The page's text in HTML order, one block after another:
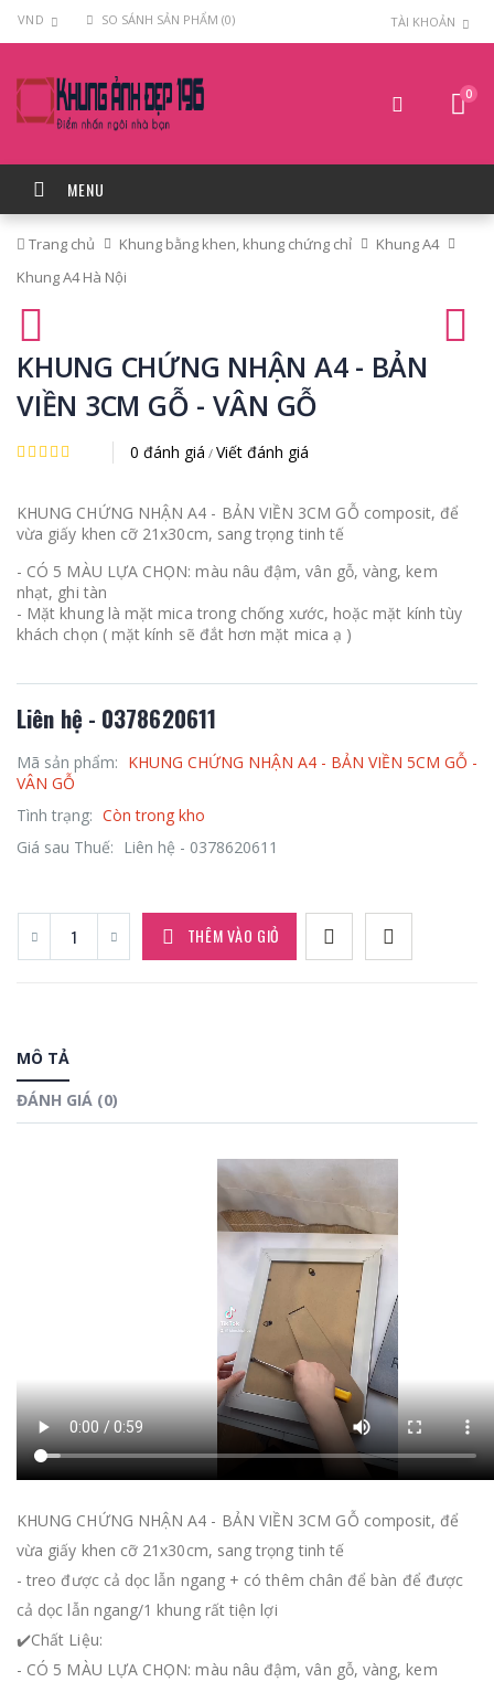
VND SO SÁNH SẢN PHẨM (0) TÀI KHOẢN
0
MENU
Trang chủ Khung bằng khen, khung chứng chỉ
Khung A4
Khung A4 Hà Nội
KHUNG CHỨNG NHẬN A4 - BẢN
VIỀN 3CM GỖ - VÂN GỖ
0 đánh giá / Viết đánh giá
KHUNG CHỨNG NHẬN A4 - BẢN VIỀN 3CM GỖ composit, để
vừa giấy khen cỡ 21x30cm, sang trọng tinh tế
- CÓ 5 MÀU LỰA CHỌN: màu nâu đậm, vân gỗ, vàng, kem
nhạt, ghi tàn
- Mặt khung là mặt mica trong chống xước, hoặc mặt kính tùy
khách chọn ( mặt kính sẽ đắt hơn mặt mica ạ )
Liên hệ - 0378620611
Mã sản phẩm: KHUNG CHỨNG NHẬN A4 - BẢN VIỀN 5CM GỖ -
VÂN GỖ
Tình trạng: Còn trong kho
Giá sau Thuế:
Liên hệ - 0378620611
THÊM VÀO GIỎ
MÔ TẢ
ĐÁNH GIÁ (0)
KHUNG CHỨNG NHẬN A4 - BẢN VIỀN 3CM GỖ composit, để
vừa giấy khen cỡ 21x30cm, sang trọng tinh tế
- treo được cả dọc lẫn ngang + có thêm chân để bàn để được
cả dọc lẫn ngang/1 khung rất tiện lợi
✔️Chất Liệu:
- CÓ 5 MÀU LỰA CHỌN: màu nâu đậm, vân gỗ, vàng, kem